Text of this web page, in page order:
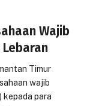
Wajib
Timur
wajib
kepada para